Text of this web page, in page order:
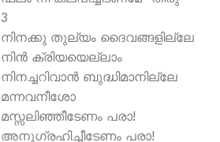
3
നിനക്കു തുല്യം ദൈവങ്ങളില്ലേ
നിന്‍ ക്രിയയെല്ലാം
നിനച്ചറിവാന്‍ ബുദ്ധിമാനില്ലേ
മന്നവനീശോ
മസ്സലിഞ്ഞീടേണം പരാ!
അനുഗ്രഹിച്ചീടേണം പരാ!